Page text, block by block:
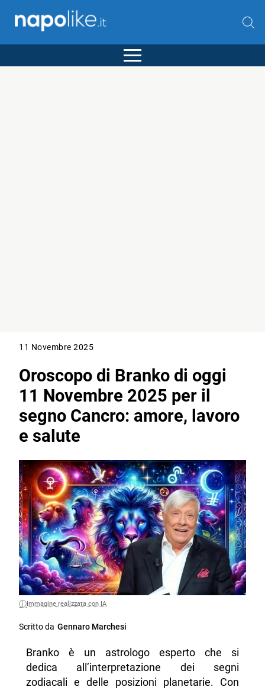
11 Novembre 2025
Oroscopo di Branko di oggi
11 Novembre 2025 per il
segno Cancro: amore, lavoro
e salute
Immagine realizzata con IA
Scritto da Gennaro Marchesi
Branko è un astrologo esperto che si
dedica all’interpretazione dei segni
zodiacali e delle posizioni planetarie. Con